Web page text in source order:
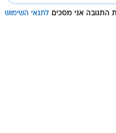
התגובה אני מסכים לתנאי השימוש